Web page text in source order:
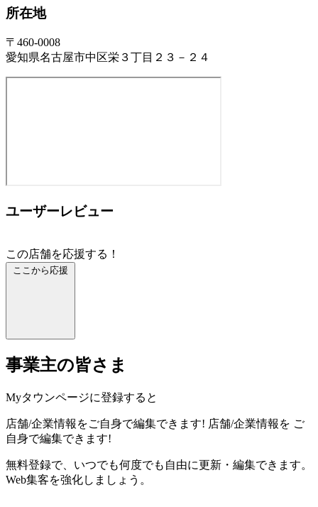
所在地
〒460-0008
愛知県名古屋市中区栄３丁目２３－２４
ユーザーレビュー
この店舗を応援する！
ここから応援
事業主の皆さま
Myタウンページに登録すると
店舗/企業情報をご自身で編集できます! 店舗/企業情報を ご
自身で編集できます!
無料登録で、いつでも何度でも自由に更新・編集できます。
Web集客を強化しましょう。